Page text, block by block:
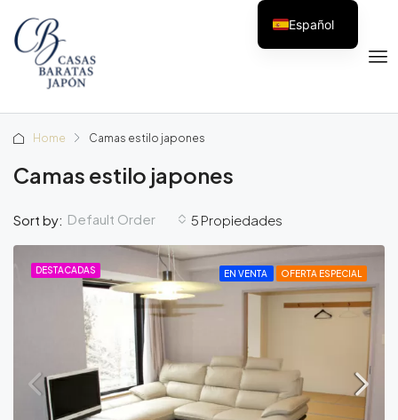
Home Camas estilo japones
Camas estilo japones
5 Propiedades
Sort by: Default Order
DESTACADAS EN VENTA OFERTA ESPECIAL
Español